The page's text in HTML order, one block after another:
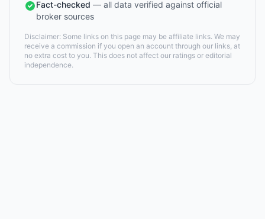
Fact-checked — all data verified against official
broker sources
Disclaimer: Some links on this page may be affiliate links. We may
receive a commission if you open an account through our links, at
no extra cost to you. This does not affect our ratings or editorial
independence.